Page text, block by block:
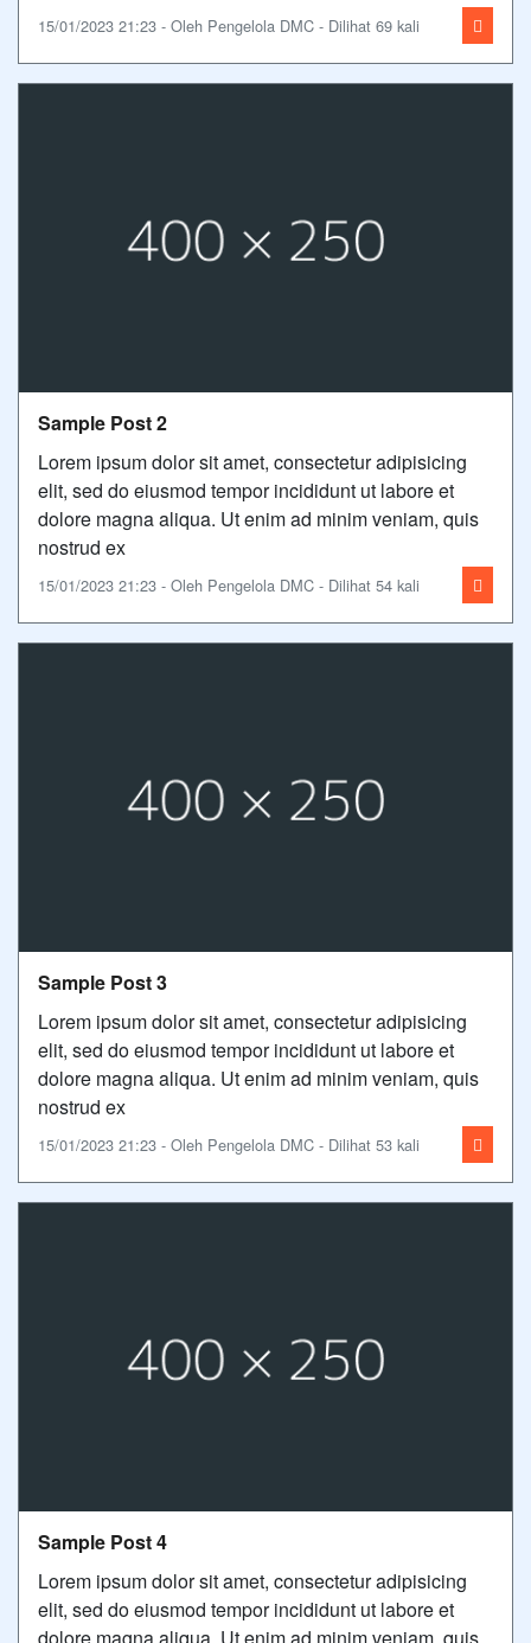
15/01/2023 21:23 - Oleh Pengelola DMC - Dilihat 69 kali
Sample Post 2
Lorem ipsum dolor sit amet, consectetur adipisicing
elit, sed do eiusmod tempor incididunt ut labore et
dolore magna aliqua. Ut enim ad minim veniam, quis
nostrud ex
15/01/2023 21:23 - Oleh Pengelola DMC - Dilihat 54 kali
Sample Post 3
Lorem ipsum dolor sit amet, consectetur adipisicing
elit, sed do eiusmod tempor incididunt ut labore et
dolore magna aliqua. Ut enim ad minim veniam, quis
nostrud ex
15/01/2023 21:23 - Oleh Pengelola DMC - Dilihat 53 kali
Sample Post 4
Lorem ipsum dolor sit amet, consectetur adipisicing
elit, sed do eiusmod tempor incididunt ut labore et